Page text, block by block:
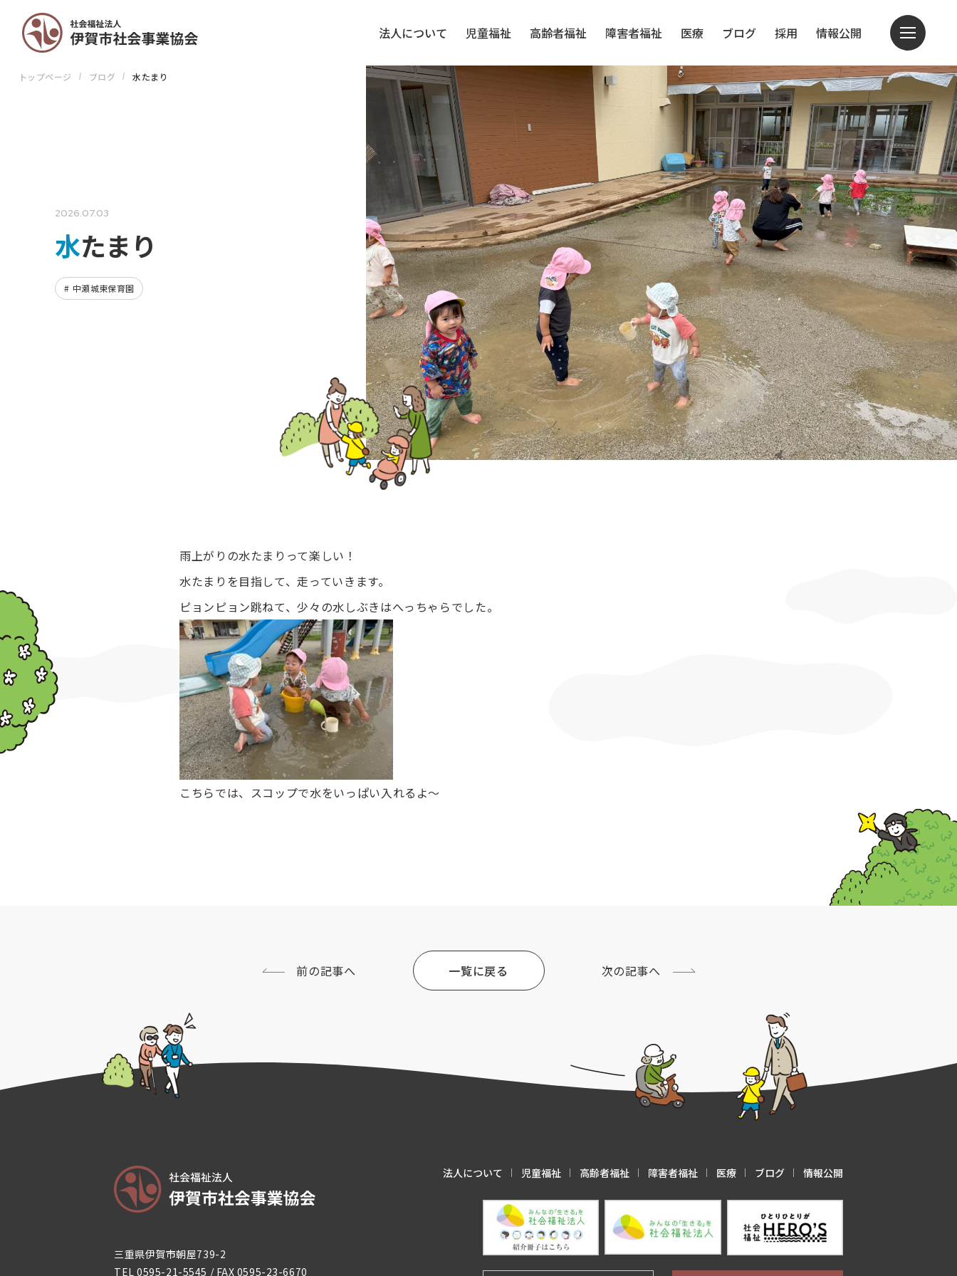
法人について 児童福祉 高齢者福祉 障害者福祉 医療 ブログ 採用 情報公開
トップページ ブログ 水たまり
2026.07.03
水たまり
中瀬城東保育園
雨上がりの水たまりって楽しい！
水たまりを目指して、走っていきます。
ピョンピョン跳ねて、少々の水しぶきはへっちゃらでした。
こちらでは、スコップで水をいっぱい入れるよ～
前の記事へ 一覧に戻る 次の記事へ
法人について 児童福祉 高齢者福祉 障害者福祉 医療 ブログ 情報公開
三重県伊賀市朝屋739-2
TEL0595-21-5545 / FAX 0595-23-6670